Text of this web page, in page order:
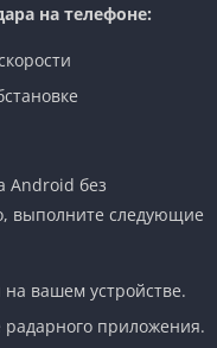
на телефоне:
Android без
выполните следующие
вашем устройстве.
радарного приложения.